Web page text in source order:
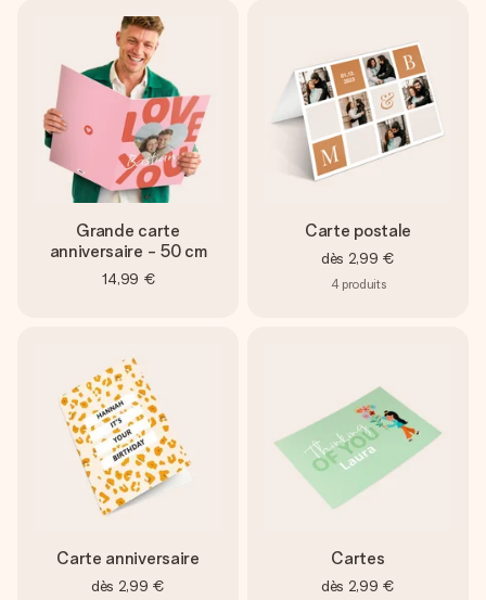
Grande carte
anniversaire - 50 cm
14,99 €
Carte postale
dès 2,99 €
4 produits
Carte anniversaire
dès 2,99 €
Cartes
dès 2,99 €